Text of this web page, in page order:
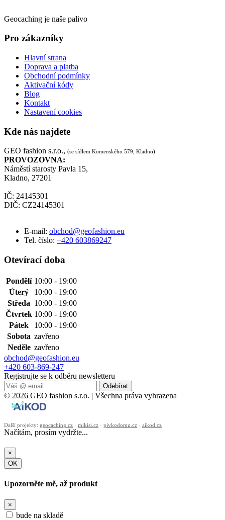
Geocaching je naše palivo
Pro zákazníky
Hlavní strana
Doprava a platba
Obchodní podmínky
Aktivační kódy
Blog
Kontakt
Nastavení cookies
Kde nás najdete
GEO fashion s.r.o., (se sídlem Komenského 579, Kladno)
PROVOZOVNA:
Náměstí starosty Pavla 15,
Kladno, 27201
IČ: 24145301
DIČ: CZ24145301
E-mail: obchod@geofashion.eu
Tel. číslo: +420 603869247
Otevírací doba
Pondělí 10:00 - 19:00
Úterý
10:00 - 19:00
Středa 10:00 - 19:00
Čtvrtek 10:00 - 19:00
Pátek
10:00 - 19:00
Sobota zavřeno
Neděle zavřeno
obchod@geofashion.eu
+420 603-869-247
Registrujte se k odběru newsletteru
Odebírat
© 2026 GEO fashion s.r.o. | Všechna práva vyhrazena
Další projekty: geocaching.cz · mikisi.cz · pivkodomu.cz · aikod.cz
Načítám, prosím vydržte...
×
OK
Upozorněte mě, až produkt
×
bude na skladě